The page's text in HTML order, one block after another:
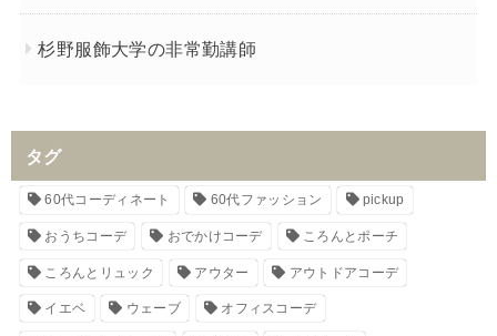
杉野服飾大学の非常勤講師
タグ
60代コーディネート 60代ファッション pickup
おうちコーデ おでかけコーデ ころんとポーチ
ころんとリュック アウター アウトドアコーデ
イエベ ウェーブ オフィスコーデ